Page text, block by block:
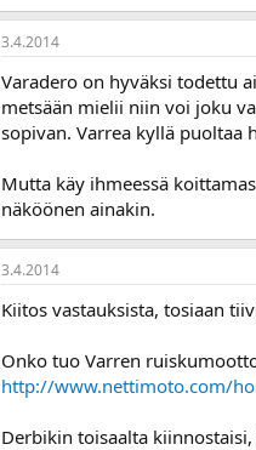
3.4.2014
Varadero on hyväksi todettu
metsään mielii niin voi joku
sopivan. Varrea kyllä puoltaa
Mutta käy ihmeessä
näköönen ainakin.
3.4.2014
Kiitos vastauksista, tosiaan
Onko tuo Varren
http://www.nettimoto.com/
Derbikin toisaalta